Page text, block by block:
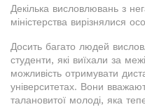
Декілька висловлювань з
міністерства вирізнялися
Досить багато людей
студенти, які виїхали за
можливість отримувати
університетах. Вони
талановитої молоді, яка